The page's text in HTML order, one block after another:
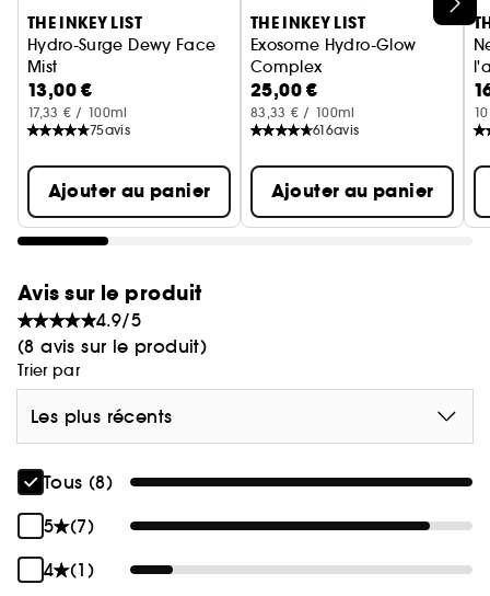
THE INKEY LIST
Hydro-Surge Dewy Face
Mist
Brume Visage Eclat
13,00 €
17,33 € / 100ml
75avis
Ajouter au panier
THE INKEY LIST
Exosome Hydro-Glow
Complex
Sérum Glow
25,00 €
83,33 € / 100ml
616avis
Ajouter au panier
Avis sur le produit
4.9/5
(8 avis sur le produit)
Trier par
Les plus récents
Tous (8)
5
(7)
4
(1)